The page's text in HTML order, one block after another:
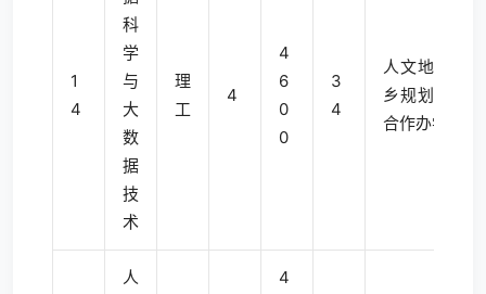
1
4
科
学
与
大
数
据
技
术
理
工
4
4
6
0
0
3
4
人文地理与城
乡规划（中外
合作办学）
人
4